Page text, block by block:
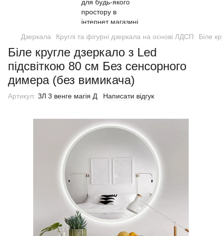
Дзеркала Круглі та фігурні дзеркала на основі ЛДСП Біле
Біле кругле дзеркало з Led
підсвіткою 80 см Без сенсорного
димера (без вимикача)
Артикул: ЗЛ 3 венге магія Д Написати відгук